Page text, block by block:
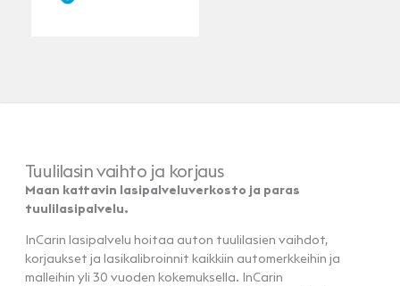
Tuulilasin vaihto ja korjaus
Maan kattavin lasipalveluverkosto ja paras
tuulilasipalvelu.
InCarin lasipalvelu hoitaa auton tuulilasien vaihdot,
korjaukset ja lasikalibroinnit kaikkiin automerkkeihin ja
malleihin yli 30 vuoden kokemuksella. InCarin